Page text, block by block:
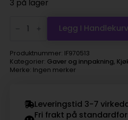
3 på lager
Brett
36cm
Rom
for
alle
antall
Legg I Handlekurv
Produktnummer: IF970513
Kategorier: Gaver og innpakning,
Merke: Ingen merker
Leveringstid 3-7
Fri frakt på